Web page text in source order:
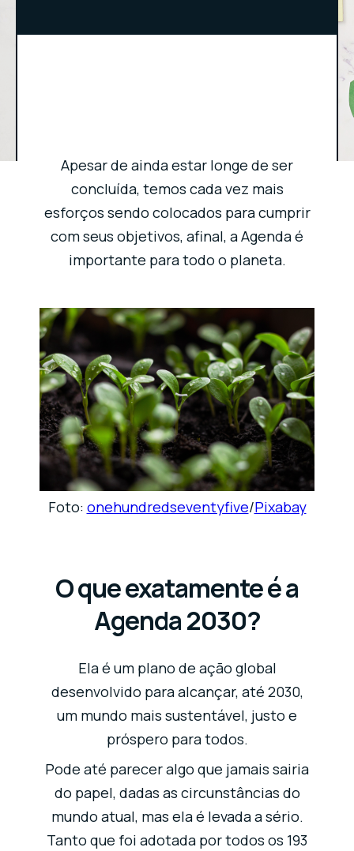
Apesar de ainda estar longe de ser
concluída, temos cada vez mais
esforços sendo colocados para cumprir
com seus objetivos, afinal, a Agenda é
importante para todo o planeta.
Foto: onehundredseventyfive/Pixabay
O que exatamente é a
Agenda 2030?
Ela é um plano de ação global
desenvolvido para alcançar, até 2030,
um mundo mais sustentável, justo e
próspero para todos.
Pode até parecer algo que jamais sairia
do papel, dadas as circunstâncias do
mundo atual, mas ela é levada a sério.
Tanto que foi adotada por todos os 193